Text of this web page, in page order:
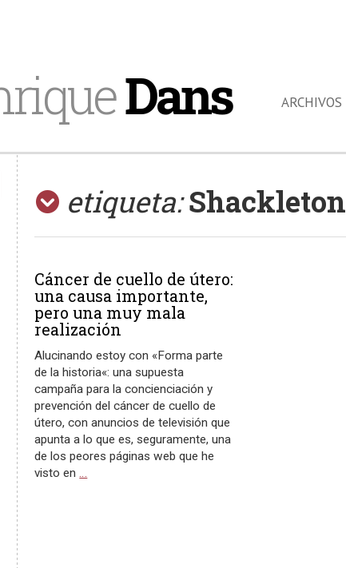
Dans ARCHIVOS
etiqueta: Shackleton
Cáncer de cuello de útero:
una causa importante,
pero una muy mala
realización
Alucinando estoy con «Forma parte
de la historia«: una supuesta
campaña para la concienciación y
prevención del cáncer de cuello de
útero, con anuncios de televisión que
apunta a lo que es, seguramente, una
de los peores páginas web que he
visto en…